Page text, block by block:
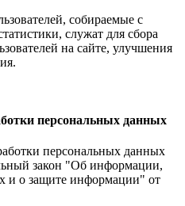
собираемые с
служат для сбора
на сайте, улучшения
персональных данных
персональных данных
закон "Об информации,
и о защите информации" от